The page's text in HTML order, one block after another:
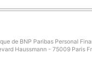
de BNP Paribas Personal
Haussmann - 75009 Paris